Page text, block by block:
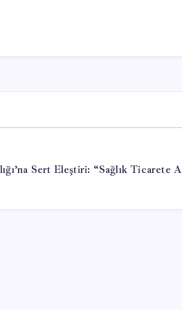
Sert Eleştiri: “Sağlık Ticarete